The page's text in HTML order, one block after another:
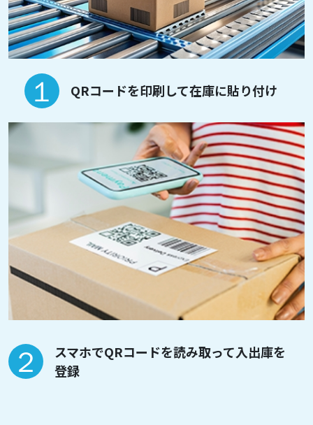
QRコードを印刷して在庫に貼り付け
スマホでQRコードを読み取って入出庫を
登録